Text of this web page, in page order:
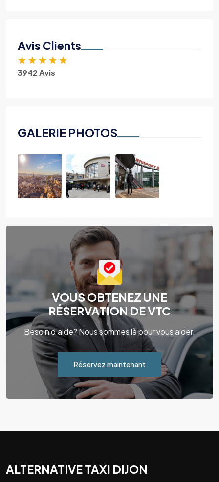
Avis Clients
★ ★ ★ ★ ★
3942 Avis
GALERIE PHOTOS
VOUS OBTENEZ UNE
RÉSERVATION DE VTC
Besoin d'aide? Nous sommes là pour vous aider.
Réservez maintenant
ALTERNATIVE TAXI DIJON